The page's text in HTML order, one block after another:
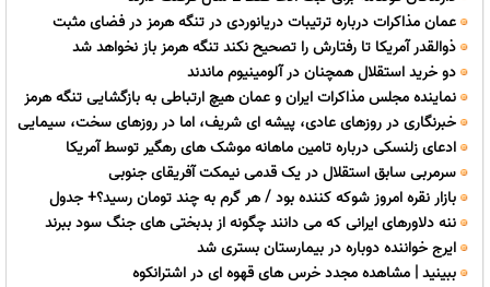
عمان مذاکرات درباره ترتیبات دریانوردی در تنگه هرمز در فضای مثبت
جریان دارد
ذوالقدر آمریکا تا رفتارش را تصحیح نکند تنگه هرمز باز نخواهد شد
دو خرید استقلال همچنان در آلومینیوم ماندند
نماینده مجلس مذاکرات ایران و عمان هیچ ارتباطی به بازگشایی تنگه هرمز
ندارد
خبرنگاری در روزهای عادی، پیشه ای شریف، اما در روزهای سخت، سیمایی
از مجاهدت فرهنگی و اجتماعی پیدا می کند
ادعای زلنسکی درباره تامین ماهانه موشک های رهگیر توسط آمریکا
سرمربی سابق استقلال در یک قدمی نیمکت آفریقای جنوبی
بازار نقره امروز شوکه کننده بود / هر گرم به چند تومان رسید؟+ جدول
ننه دلاورهای ایرانی که می دانند چگونه از بدبختی های جنگ سود ببرند
ایرج خواننده دوباره در بیمارستان بستری شد
ببینید | مشاهده مجدد خرس های قهوه ای در اشترانکوه